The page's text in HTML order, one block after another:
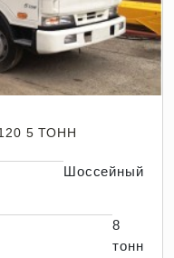
5 ТОНН
Шоссейный
8
тонн